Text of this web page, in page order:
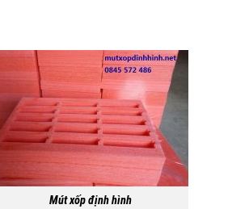
Mút xốp định hình